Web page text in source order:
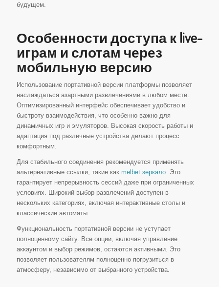
будущем.
Особенности доступа к live-
играм и слотам через
мобильную версию
Использование портативной версии платформы позволяет
наслаждаться азартными развлечениями в любом месте.
Оптимизированный интерфейс обеспечивает удобство и
быстроту взаимодействия, что особенно важно для
динамичных игр и эмуляторов. Высокая скорость работы и
адаптация под различные устройства делают процесс
комфортным.
Для стабильного соединения рекомендуется применять
альтернативные ссылки, такие как melbet зеркало. Это
гарантирует непрерывность сессий даже при ограниченных
условиях. Широкий выбор развлечений доступен в
нескольких категориях, включая интерактивные столы и
классические автоматы.
Функциональность портативной версии не уступает
полноценному сайту. Все опции, включая управление
аккаунтом и выбор режимов, остаются активными. Это
позволяет пользователям полноценно погрузиться в
атмосферу, независимо от выбранного устройства.